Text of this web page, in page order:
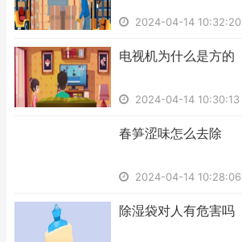
2024-04-14 10:32:20
​电视机为什么是方的
2024-04-14 10:30:13
​春笋涩味怎么去除
2024-04-14 10:28:06
​除湿袋对人有危害吗